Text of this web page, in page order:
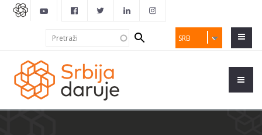
SRB
Search
form